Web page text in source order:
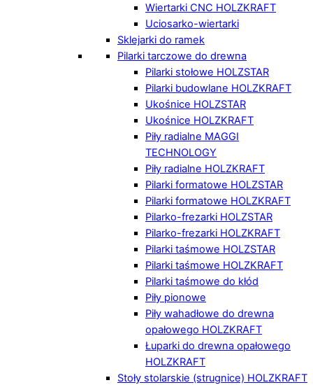
Wiertarki CNC HOLZKRAFT
Uciosarko-wiertarki
Sklejarki do ramek
Pilarki tarczowe do drewna
Pilarki stołowe HOLZSTAR
Pilarki budowlane HOLZKRAFT
Ukośnice HOLZSTAR
Ukośnice HOLZKRAFT
Piły radialne MAGGI
TECHNOLOGY
Piły radialne HOLZKRAFT
Pilarki formatowe HOLZSTAR
Pilarki formatowe HOLZKRAFT
Pilarko-frezarki HOLZSTAR
Pilarko-frezarki HOLZKRAFT
Pilarki taśmowe HOLZSTAR
Pilarki taśmowe HOLZKRAFT
Pilarki taśmowe do kłód
Piły pionowe
Piły wahadłowe do drewna
opałowego HOLZKRAFT
Łuparki do drewna opałowego
HOLZKRAFT
Stoły stolarskie (strugnice) HOLZKRAFT